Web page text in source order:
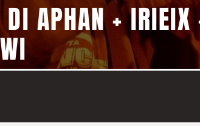
APHAN + IRIEIX